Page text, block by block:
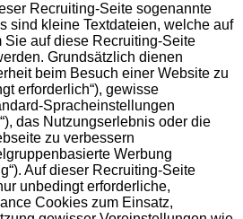
Recruiting-Seite sogenannte
sind kleine Textdateien, welche auf
Sie auf diese Recruiting-Seite
Grundsätzlich dienen
beim Besuch einer Website zu
erforderlich“), gewisse
Spracheinstellungen
das Nutzungserlebnis oder die
zu verbessern
Werbung
Auf dieser Recruiting-Seite
unbedingt erforderliche,
Cookies zum Einsatz,